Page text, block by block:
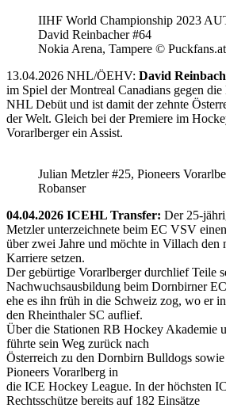
IIHF World Championship 2023
David Reinbacher #64
Nokia Arena, Tampere ©
13.04.2026 NHL/ÖEHV: David
im Spiel der Montreal Canadians gegen
NHL Debüt und ist damit der zehnte
der Welt. Gleich bei der Premiere im
Vorarlberger ein Assist.
Julian Metzler #25, Pioneers
Robanser
04.04.2026 ICEHL Transfer: Der 25-
Metzler unterzeichnete beim EC VSV
über zwei Jahre und möchte in Villach den
Karriere setzen.
Der gebürtige Vorarlberger durchlief Teile
Nachwuchsausbildung beim Dornbirner
ehe es ihn früh in die Schweiz zog, wo er
den Rheinthaler SC auflief.
Über die Stationen RB Hockey Akademie
führte sein Weg zurück nach
Österreich zu den Dornbirn Bulldogs
Pioneers Vorarlberg in
die ICE Hockey League. In der höchsten
Rechtsschütze bereits auf 182 Einsätze